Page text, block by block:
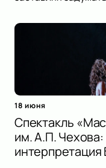
18 июня
Спектакль
им. А.П.
интерпретация